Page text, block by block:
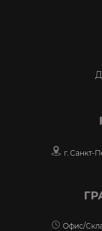
г. Санкт-
Офис/